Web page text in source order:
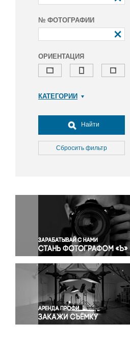
№ ФОТОГРАФИИ
ОРИЕНТАЦИЯ
КАТЕГОРИИ
Досуг, туризм и отдых
Культура
Медицина
Окружающая среда
Политика
Правосудие
Происшествия и конфликты
Религия
Светская жизнь
Спорт
Экология
Экономика и бизнес
Найти
Сбросить фильтр